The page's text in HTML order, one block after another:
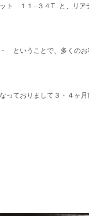
ト １１−３４T と、リア
ということで、多くのお
っておりまして３・４ヶ